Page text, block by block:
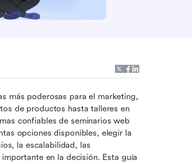
más poderosas para el marketing,
de productos hasta talleres en
confiables de seminarios web
opciones disponibles, elegir la
la escalabilidad, las
en la decisión. Esta guía